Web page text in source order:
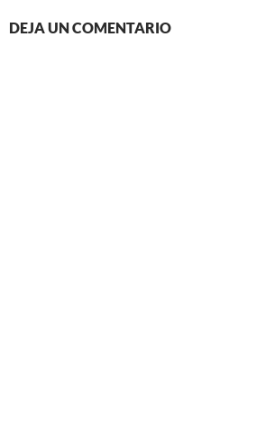
DEJA UN COMENTARIO